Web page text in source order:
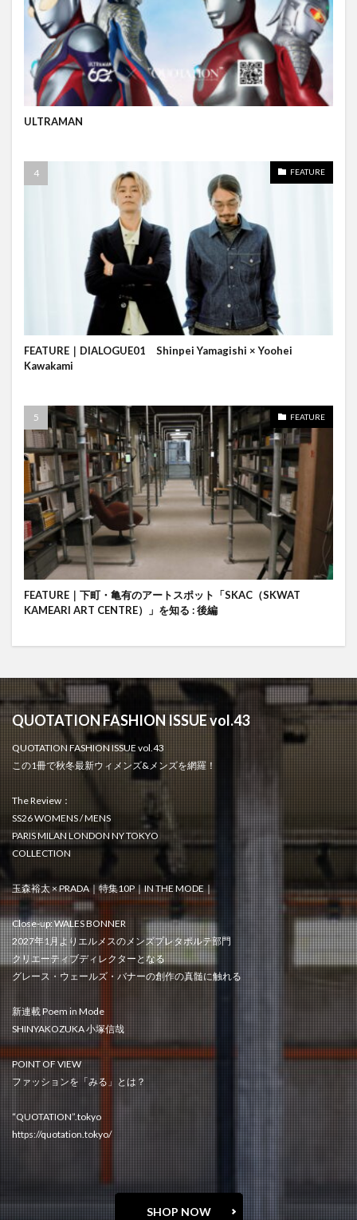
ULTRAMAN
FEATURE
FEATURE｜DIALOGUE01 Shinpei Yamagishi × Yoohei
Kawakami
FEATURE
FEATURE｜下町・亀有のアートスポット「SKAC（SKWAT
KAMEARI ART CENTRE）」を知る : 後編
QUOTATION FASHION ISSUE vol.43
QUOTATION FASHION ISSUE vol.43
この1冊で秋冬最新ウィメンズ&メンズを網羅！
The Review：
SS26 WOMENS / MENS
PARIS MILAN LONDON NY TOKYO
COLLECTION
玉森裕太 × PRADA｜特集10P｜IN THE MODE｜
Close-up: WALES BONNER
2027年1月よりエルメスのメンズプレタポルテ部門
クリエーティブディレクターとなる
グレース・ウェールズ・バナーの創作の真髄に触れる
新連載 Poem in Mode
SHINYAKOZUKA 小塚信哉
POINT OF VIEW
ファッションを「みる」とは？
“QUOTATION”.tokyo
https://quotation.tokyo/
SHOP NOW